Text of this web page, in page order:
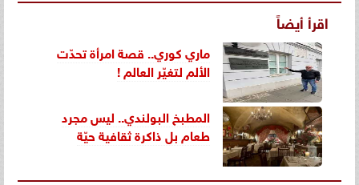
اقرأ أيضاً
ماري كوري.. قصة امرأة تحدّت
الألم لتغيّر العالم !
المطبخ البولندي.. ليس مجرد
طعام بل ذاكرة ثقافية حيّة